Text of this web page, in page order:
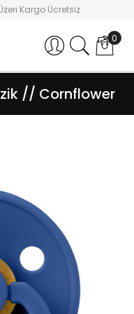
Kargo Ücretsiz
Hesabım 0
// Cornflower